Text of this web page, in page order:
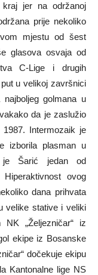
jer na održanoj
prije nekoliko
mjestu od šest
glasova osvaja od
C-Lige i drugih
u velikoj završnici
golmana u
da je zaslužio
1987. Intermozaik je
izborila plasman u
je Šarić jedan od
ovog
dana prihvata
velike stative i veliki
„Željezničar“ iz
ekipe iz Bosanske
dočekuje ekipu
Kantonalne lige NS